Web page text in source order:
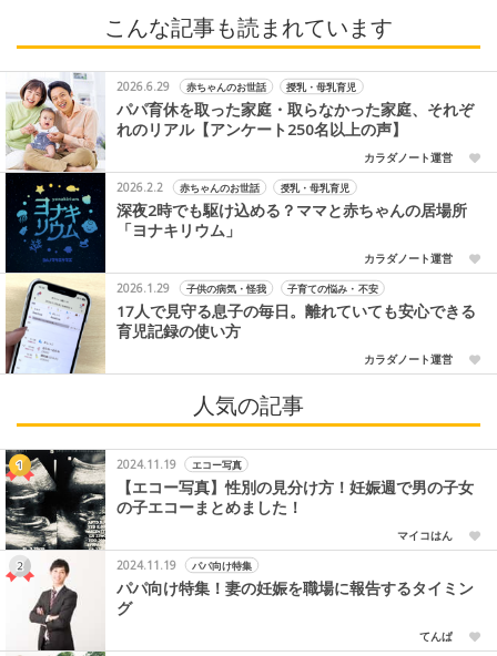
こんな記事も読まれています
2026.6.29 赤ちゃんのお世話 授乳・母乳育児
パパ育休を取った家庭・取らなかった家庭、それぞ
れのリアル【アンケート250名以上の声】
カラダノート運営
2026.2.2
赤ちゃんのお世話 授乳・母乳育児
深夜2時でも駆け込める？ママと赤ちゃんの居場所
「ヨナキリウム」
カラダノート運営
2026.1.29
子供の病気・怪我 子育ての悩み・不安
17人で見守る息子の毎日。離れていても安心できる
育児記録の使い方
カラダノート運営
人気の記事
2024.11.19 エコー写真
【エコー写真】性別の見分け方！妊娠週で男の子女
の子エコーまとめました！
マイコはん
2024.11.19
パパ向け特集
パパ向け特集！妻の妊娠を職場に報告するタイミン
グ
てんぱ